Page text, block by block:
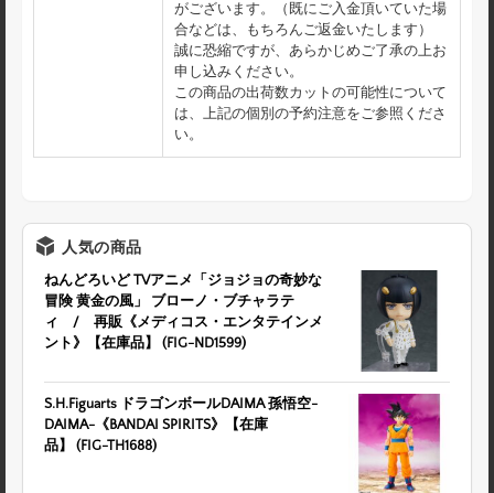
がございます。（既にご入金頂いていた場
合などは、もちろんご返金いたします）
誠に恐縮ですが、あらかじめご了承の上お
申し込みください。
この商品の出荷数カットの可能性について
は、上記の個別の予約注意をご参照くださ
い。
人気の商品
ねんどろいど TVアニメ「ジョジョの奇妙な
冒険 黄金の風」 ブローノ・ブチャラテ
ィ / 再販《メディコス・エンタテインメ
ント》【在庫品】 (FIG-ND1599)
S.H.Figuarts ドラゴンボールDAIMA 孫悟空-
DAIMA-《BANDAI SPIRITS》【在庫
品】 (FIG-TH1688)